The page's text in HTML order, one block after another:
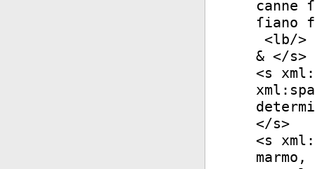
canne
ſiano
<lb/>
& </s>
<s
</s>
<s